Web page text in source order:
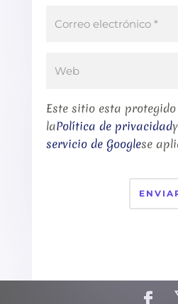
Este sitio esta protegido
laPolítica de privacidad
servicio de Googlese